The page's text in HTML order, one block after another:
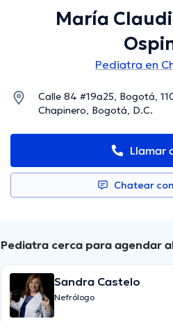
María
Pediatra en
Calle 84 #19a25, Bogotá,
Chapinero, Bogotá, D.C.
Llamar
Chatear
Pediatra cerca para agendar
Sandra Castelo
Nefrólogo